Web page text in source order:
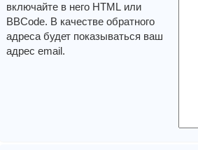
включайте в него HTML или
BBCode. В качестве обратного
адреса будет показываться ваш
адрес email.